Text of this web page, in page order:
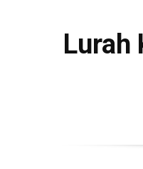
Lurah